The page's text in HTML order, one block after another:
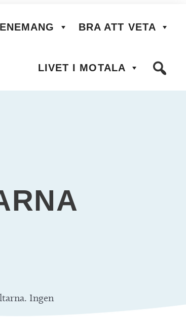
BRA ATT VETA
LIVET I MOTALA
Ingen